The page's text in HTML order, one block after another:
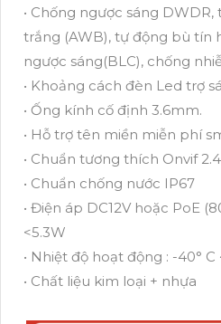
• Chống ngược sáng
trắng (AWB), tự động bù tín
ngược sáng(BLC), chống
• Khoảng cách đèn Led trợ
• Ống kính cố định 3.6mm.
• Hỗ trợ tên miền miễn phí
• Chuẩn tương thích Onvif
• Chuẩn chống nước IP67
• Điện áp DC12V hoặc PoE
<5.3W
• Nhiệt độ hoạt động : -40° C
• Chất liệu kim loại + nhựa